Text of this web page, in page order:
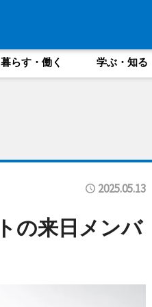
暮らす・働く 学ぶ・知る
2025.05.13
の来日メンバ